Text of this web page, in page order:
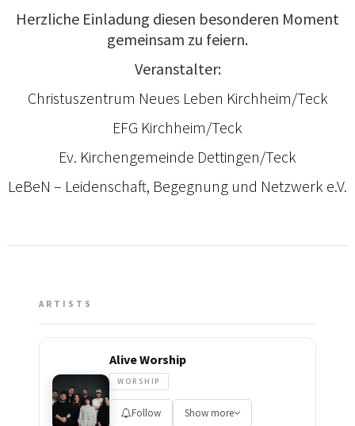
Herzliche Einladung diesen besonderen Moment
gemeinsam zu feiern.
Veranstalter:
Christuszentrum Neues Leben Kirchheim/Teck
EFG Kirchheim/Teck
Ev. Kirchengemeinde Dettingen/Teck
LeBeN – Leidenschaft, Begegnung und Netzwerk e.V.
ARTISTS
Alive Worship
WORSHIP
Follow Show more